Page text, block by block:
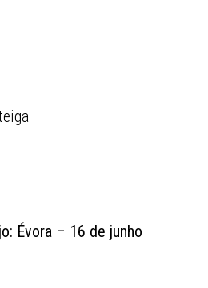
Évora – 16 de junho